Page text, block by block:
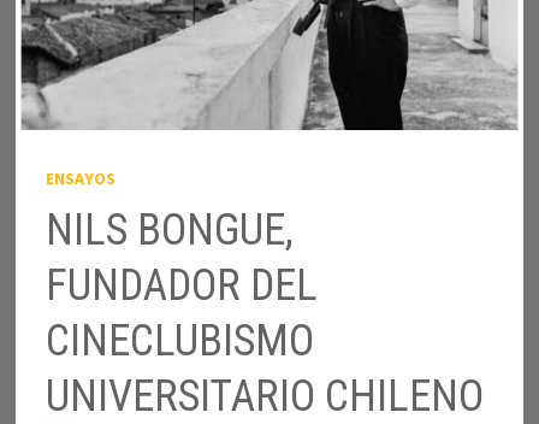
ENSAYOS
NILS BONGUE,
FUNDADOR DEL
CINECLUBISMO
UNIVERSITARIO CHILENO